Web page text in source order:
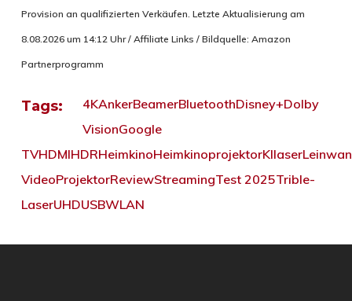
Provision an qualifizierten Verkäufen. Letzte Aktualisierung am
8.08.2026 um 14:12 Uhr / Affiliate Links / Bildquelle: Amazon
Partnerprogramm
Tags: 4KAnkerBeamerBluetoothDisney+Dolby
VisionGoogle
TVHDMIHDRHeimkinoHeimkinoprojektorKIlaser
VideoProjektorReviewStreamingTest 2025Trible-
LaserUHDUSBWLAN